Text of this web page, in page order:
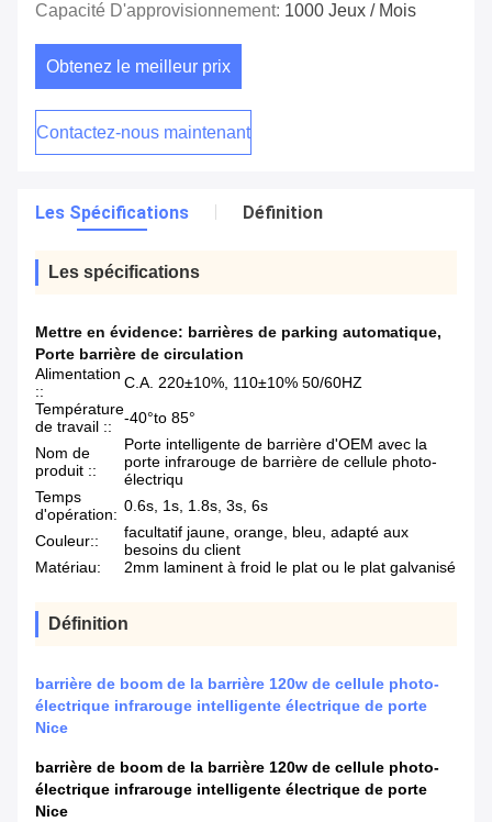
Capacité D'approvisionnement: 1000 Jeux / Mois
Obtenez le meilleur prix
Contactez-nous maintenant
Les Spécifications Définition
Les spécifications
Mettre en évidence: barrières de parking automatique,
Porte barrière de circulation
Alimentation
::
C.A. 220±10%, 110±10% 50/60HZ
Température
de travail ::
-40°to 85°
Nom de
produit ::
Porte intelligente de barrière d'OEM avec la
porte infrarouge de barrière de cellule photo-
électriqu
Temps
d'opération: 0.6s, 1s, 1.8s, 3s, 6s
Couleur::
facultatif jaune, orange, bleu, adapté aux
besoins du client
Matériau:
2mm laminent à froid le plat ou le plat galvanisé
Définition
barrière de boom de la barrière 120w de cellule photo-
électrique infrarouge intelligente électrique de porte
Nice
barrière de boom de la barrière 120w de cellule photo-
électrique infrarouge intelligente électrique de porte
Nice